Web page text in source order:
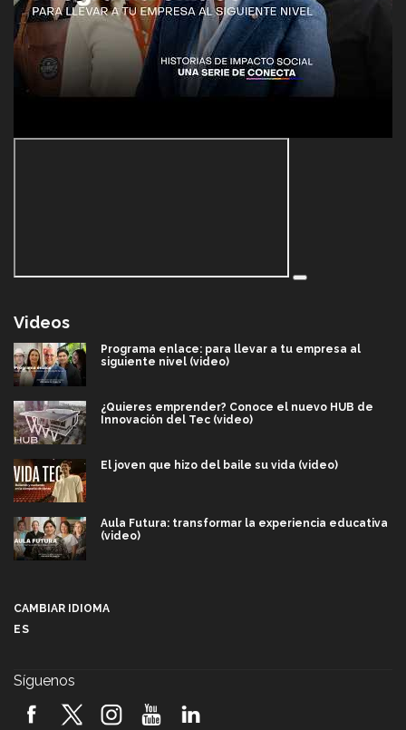
Videos
Programa enlace: para llevar a tu empresa al
siguiente nivel (video)
¿Quieres emprender? Conoce el nuevo HUB de
Innovación del Tec (video)
El joven que hizo del baile su vida (video)
Aula Futura: transformar la experiencia educativa
(video)
2026! (video)
CAMBIAR IDIOMA
ES
Síguenos